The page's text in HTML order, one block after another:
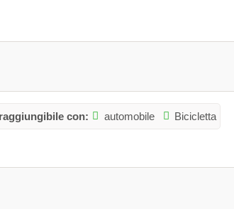
raggiungibile con: automobile Bicicletta